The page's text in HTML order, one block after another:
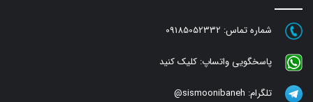
شماره تماس: 09185052332
پاسخگویی واتساپ: کلیک کنید
تلگرام: sismoonibaneh@